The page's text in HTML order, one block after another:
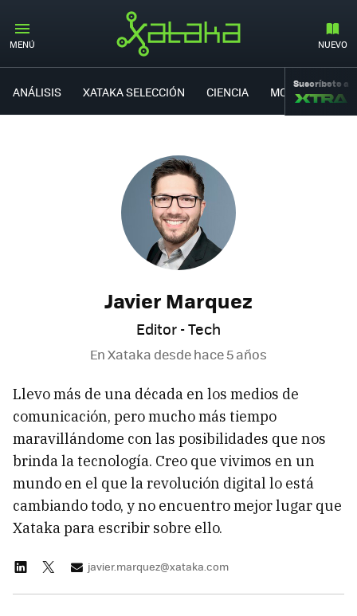
MENÚ NUEVO
ANÁLISIS XATAKA SELECCIÓN CIENCIA MOVILIDAD
Suscríbete a
Javier Marquez
Editor - Tech
En Xataka desdehace 5 años
Llevo más de una década en los medios de
comunicación, pero mucho más tiempo
maravillándome con las posibilidades que nos
brinda la tecnología. Creo que vivimos en un
mundo en el que la revolución digital lo está
cambiando todo, y no encuentro mejor lugar que
Xataka para escribir sobre ello.
javier.marquez@xataka.com